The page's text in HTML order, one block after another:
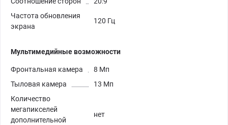
Частота обновления
экрана
120 Гц
Мультимедийные возможности
Фронтальная камера
8 Мп
Тыловая камера
13 Мп
Количество
мегапикселей
дополнительной
нет